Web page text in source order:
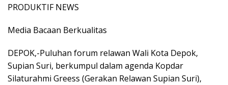
PRODUKTIF NEWS
Media Bacaan Berkualitas
DEPOK,-Puluhan forum relawan Wali Kota Depok,
Supian Suri, berkumpul dalam agenda Kopdar
Silaturahmi Greess (Gerakan Relawan Supian Suri),